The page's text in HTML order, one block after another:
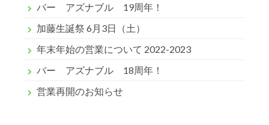
バー アズナブル 19周年！
加藤生誕祭 6月3日（土）
年末年始の営業について 2022-2023
バー アズナブル 18周年！
営業再開のお知らせ